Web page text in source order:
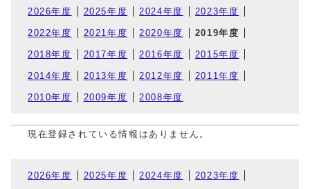
2026年度 2025年度 2024年度 2023年度
2022年度 2021年度 2020年度 2019年度
2018年度 2017年度 2016年度 2015年度
2014年度 2013年度 2012年度 2011年度
2010年度 2009年度 2008年度
現在登録されている情報はありません。
2026年度 2025年度 2024年度 2023年度